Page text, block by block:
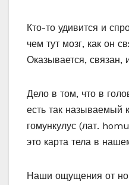
Кто-то удивится и
чем тут мозг, как он
Оказывается, связан,
Дело в том, что в
есть так называемый
гомункулус (лат.
это карта тела в
Наши ощущения от